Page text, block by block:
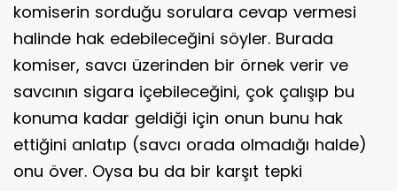
komiserin sorduğu sorulara cevap vermesi
halinde hak edebileceğini söyler. Burada
komiser, savcı üzerinden bir örnek verir ve
savcının sigara içebileceğini, çok çalışıp bu
konuma kadar geldiği için onun bunu hak
ettiğini anlatıp (savcı orada olmadığı halde)
onu över. Oysa bu da bir karşıt tepki